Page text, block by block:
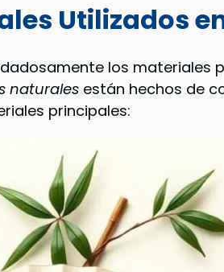
Utilizados
los materiales
naturales están hechos de
principales: